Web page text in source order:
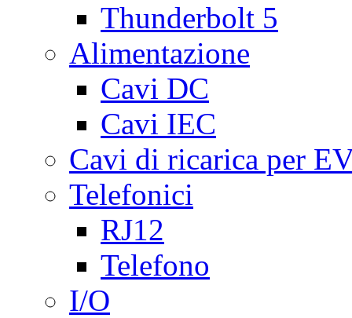
Thunderbolt 5
Alimentazione
Cavi DC
Cavi IEC
Cavi di ricarica per
Telefonici
RJ12
Telefono
I/O